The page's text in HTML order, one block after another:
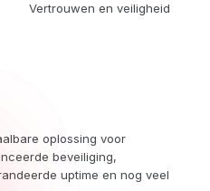
Vertrouwen en veiligheid
oplossing voor
beveiliging,
uptime en nog veel